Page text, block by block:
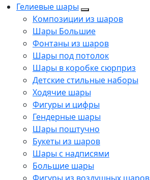
Гелиевые шары
Композиции из шаров
Шары Большие
Фонтаны из шаров
Шары под потолок
Шары в коробке сюрприз
Детские стильные наборы
Ходячие шары
Фигуры и цифры
Гендерные шары
Шары поштучно
Букеты из шаров
Шары с надписями
Большие шары